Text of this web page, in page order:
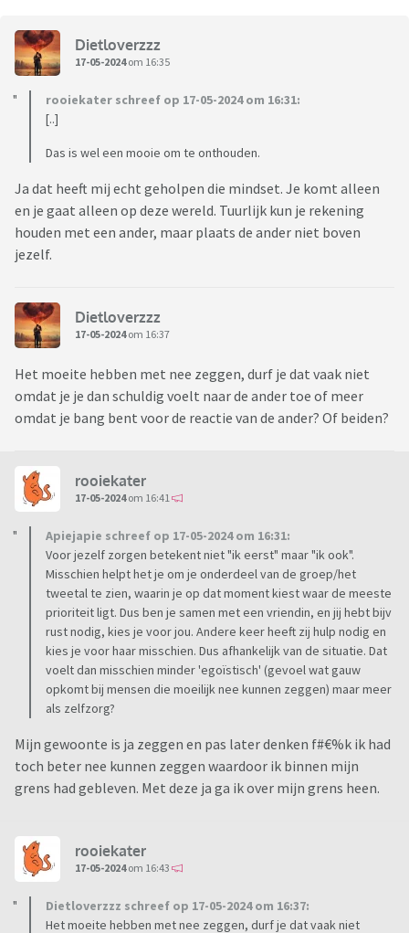
Dietloverzzz
17-05-2024om 16:35
rooiekater schreef op 17-05-2024 om 16:31:
[..]
Das is wel een mooie om te onthouden.
Ja dat heeft mij echt geholpen die mindset. Je komt alleen
en je gaat alleen op deze wereld. Tuurlijk kun je rekening
houden met een ander, maar plaats de ander niet boven
jezelf.
Dietloverzzz
17-05-2024om 16:37
Het moeite hebben met nee zeggen, durf je dat vaak niet
omdat je je dan schuldig voelt naar de ander toe of meer
omdat je bang bent voor de reactie van de ander? Of beiden?
rooiekater
17-05-2024om 16:41
Apiejapie schreef op 17-05-2024 om 16:31:
Voor jezelf zorgen betekent niet "ik eerst" maar "ik ook".
Misschien helpt het je om je onderdeel van de groep/het
tweetal te zien, waarin je op dat moment kiest waar de meeste
prioriteit ligt. Dus ben je samen met een vriendin, en jij hebt bijv
rust nodig, kies je voor jou. Andere keer heeft zij hulp nodig en
kies je voor haar misschien. Dus afhankelijk van de situatie. Dat
voelt dan misschien minder 'egoïstisch' (gevoel wat gauw
opkomt bij mensen die moeilijk nee kunnen zeggen) maar meer
als zelfzorg?
Mijn gewoonte is ja zeggen en pas later denken f#€%k ik had
toch beter nee kunnen zeggen waardoor ik binnen mijn
grens had gebleven. Met deze ja ga ik over mijn grens heen.
rooiekater
17-05-2024om 16:43
Dietloverzzz schreef op 17-05-2024 om 16:37:
Het moeite hebben met nee zeggen, durf je dat vaak niet